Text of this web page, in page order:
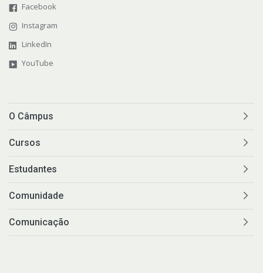
Facebook
Instagram
LinkedIn
YouTube
O Câmpus
Cursos
Estudantes
Comunidade
Comunicação